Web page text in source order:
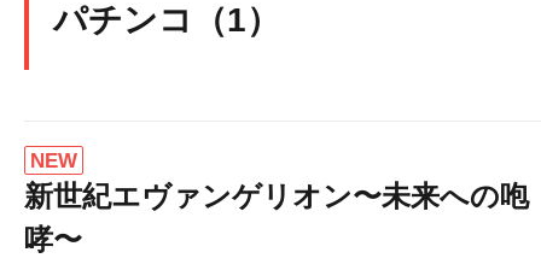
パチンコ（1）
NEW
新世紀エヴァンゲリオン〜未来への咆
哮〜